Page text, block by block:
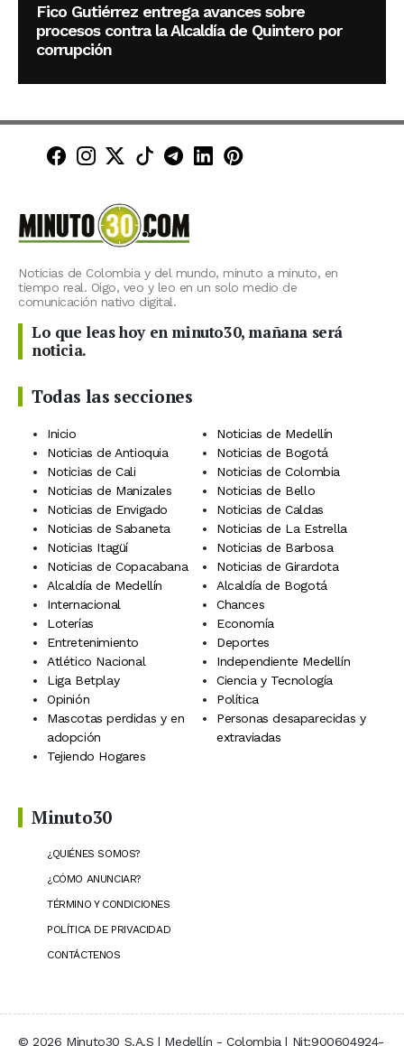
Fico Gutiérrez entrega avances sobre
procesos contra la Alcaldía de Quintero por
corrupción
Minuto30 en Facebook
Minuto30 en Instagram
Minuto30 en X (Twitter)
Minuto30 en TikTok
Canal de Minuto30 en
Minuto30 en LinkedIn
Minuto30 en
Noticias de Colombia y del mundo, minuto a minuto, en
tiempo real. Oigo, veo y leo en un solo medio de
comunicación nativo digital.
Lo que leas hoy en minuto30, mañana será
noticia.
Todas las secciones
Inicio
Noticias de Medellín
Noticias de Antioquia
Noticias de Bogotá
Noticias de Cali
Noticias de Colombia
Noticias de Manizales
Noticias de Bello
Noticias de Envigado
Noticias de Caldas
Noticias de Sabaneta
Noticias de La Estrella
Noticias Itagüí
Noticias de Barbosa
Noticias de Copacabana
Noticias de Girardota
Alcaldía de Medellín
Alcaldía de Bogotá
Internacional
Chances
Loterías
Economía
Entretenimiento
Deportes
Atlético Nacional
Independiente Medellín
Liga Betplay
Ciencia y Tecnología
Opinión
Política
Mascotas perdidas y en
adopción
Personas desaparecidas y
extraviadas
Tejiendo Hogares
Minuto30
¿QUIÉNES SOMOS?
¿CÓMO ANUNCIAR?
TÉRMINO Y CONDICIONES
POLÍTICA DE PRIVACIDAD
CONTÁCTENOS
© 2026 Minuto30 S.A.S | Medellín - Colombia | Nit:900604924-